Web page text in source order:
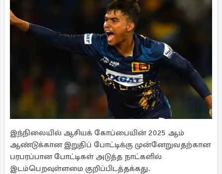
இந்நிலையில் ஆசியக் கோப்பையின் 2025 ஆம்
ஆண்டுக்கான இறுதிப் போட்டிக்கு முன்னேறுவதற்கான
பரபரப்பான போட்டிகள் அடுத்த நாட்களில்
இடம்பெறவுள்ளமை குறிப்பிடத்தக்கது.